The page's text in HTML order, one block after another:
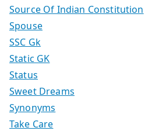
Source Of Indian Constitution
Spouse
SSC Gk
Static GK
Status
Sweet Dreams
Synonyms
Take Care